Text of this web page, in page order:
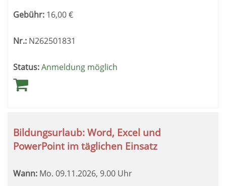
Gebühr: 16,00€
Nr.: N262501831
Status:Anmeldung möglich
Bildungsurlaub: Word, Excel und
PowerPoint im täglichen Einsatz
Wann: Mo. 09.11.2026, 9.00 Uhr